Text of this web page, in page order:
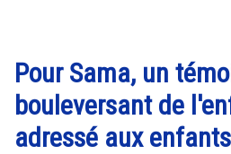
Pour Sama, un
bouleversant de
adressé aux